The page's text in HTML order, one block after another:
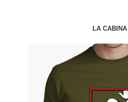
LA CABINA